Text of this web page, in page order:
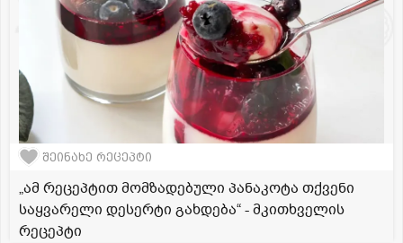
შეინახე რეცეპტი
„ამ რეცეპტით მომზადებული პანაკოტა თქვენი
საყვარელი დესერტი გახდება“ - მკითხველის
რეცეპტი